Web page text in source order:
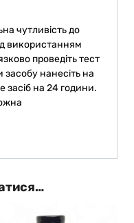
чутливість до
використанням
проведіть тест
засобу нанесіть на
засіб на 24 години.